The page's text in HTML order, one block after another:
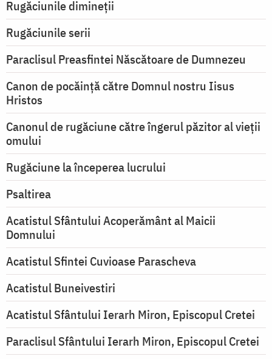
Rugăciunile dimineții
Rugăciunile serii
Paraclisul Preasfintei Născătoare de Dumnezeu
Canon de pocăință către Domnul nostru Iisus
Hristos
Canonul de rugăciune către îngerul păzitor al vieții
omului
Rugăciune la începerea lucrului
Psaltirea
Acatistul Sfântului Acoperământ al Maicii
Domnului
Acatistul Sfintei Cuvioase Parascheva
Acatistul Buneivestiri
Acatistul Sfântului Ierarh Miron, Episcopul Cretei
Paraclisul Sfântului Ierarh Miron, Episcopul Cretei